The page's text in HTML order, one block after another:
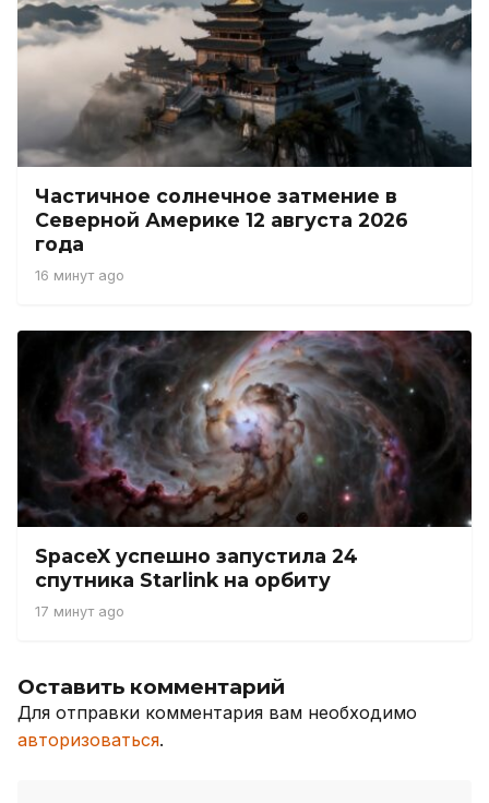
Частичное солнечное затмение в
Северной Америке 12 августа 2026
года
16 минут ago
SpaceX успешно запустила 24
спутника Starlink на орбиту
17 минут ago
Оставить комментарий
Для отправки комментария вам необходимо
авторизоваться.